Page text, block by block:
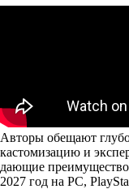
Авторы обещают
кастомизацию и
дающие преимущество
2027 год на PC,